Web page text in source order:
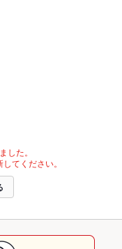
した。
てください。